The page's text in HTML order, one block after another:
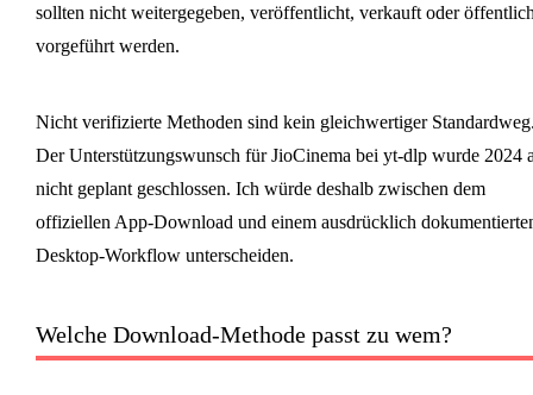
sollten nicht weitergegeben, veröffentlicht, verkauft oder
vorgeführt werden.
Nicht verifizierte Methoden sind kein gleichwertiger
Der Unterstützungswunsch für JioCinema bei yt-dlp wurde 2024
nicht geplant geschlossen. Ich würde deshalb zwischen dem
offiziellen App-Download und einem ausdrücklich
Desktop-Workflow unterscheiden.
Welche Download-Methode passt zu wem?